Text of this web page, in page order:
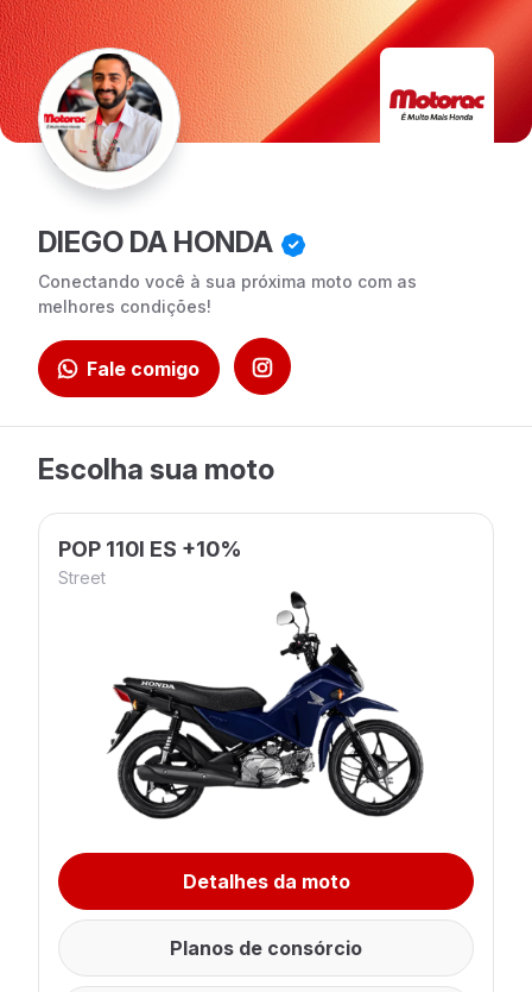
DIEGO DA HONDA
Conectando você à sua próxima moto com as
melhores condições!
Fale comigo
Escolha sua moto
POP 110I ES +10%
Street
Detalhes da moto
Planos de consórcio